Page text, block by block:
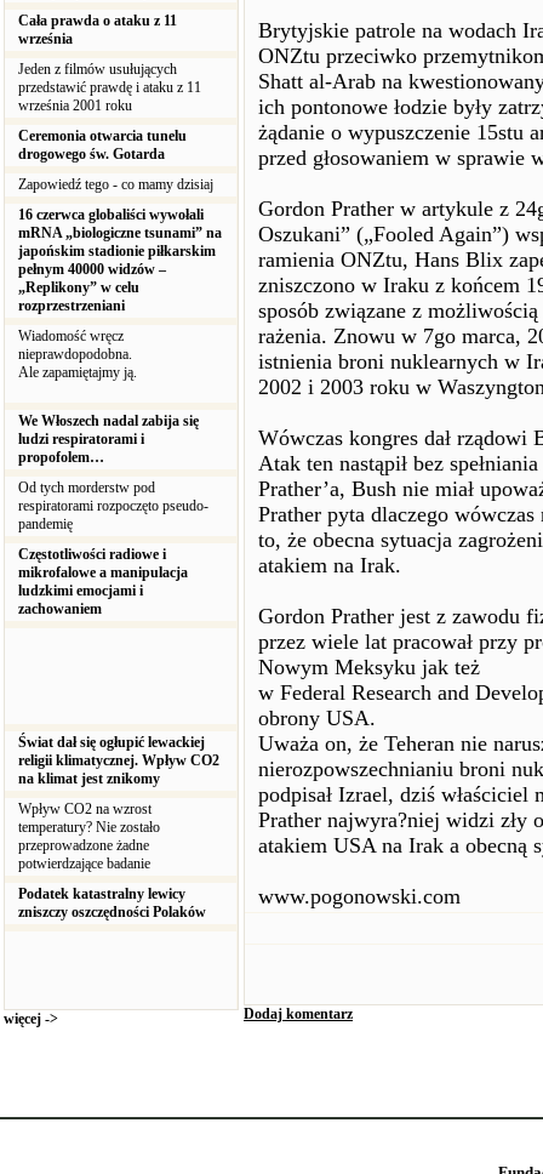
Cała prawda o ataku z 11
września
Jeden z filmów usułujących
przedstawić prawdę i ataku z 11
września 2001 roku
Ceremonia otwarcia tunelu
drogowego św. Gotarda
Zapowiedź tego - co mamy dzisiaj
16 czerwca globaliści wywołali
mRNA „biologiczne tsunami” na
japońskim stadionie piłkarskim
pełnym 40000 widzów –
„Replikony” w celu
rozprzestrzeniani
Wiadomość wręcz
nieprawdopodobna.
Ale zapamiętajmy ją.
We Włoszech nadal zabija się
ludzi respiratorami i
propofolem…
Od tych morderstw pod
respiratorami rozpoczęto pseudo-
pandemię
Częstotliwości radiowe i
mikrofalowe a manipulacja
ludzkimi emocjami i
zachowaniem
Świat dał się ogłupić lewackiej
religii klimatycznej. Wpływ CO2
na klimat jest znikomy
Wpływ CO2 na wzrost
temperatury? Nie zostało
przeprowadzone żadne
potwierdzające badanie
Podatek katastralny lewicy
zniszczy oszczędności Polaków
więcej ->
Brytyjskie patrole na wodach
ONZtu przeciwko
Shatt al-Arab na
ich pontonowe łodzie były
żądanie o wypuszczenie 15stu
przed głosowaniem w sprawie
Gordon Prather w artykule z
Oszukani” („Fooled Again”)
ramienia ONZtu, Hans Blix
zniszczono w Iraku z końcem
sposób związane z
rażenia. Znowu w 7go marca,
istnienia broni nuklearnych w
2002 i 2003 roku w
Wówczas kongres dał rządowi
Atak ten nastąpił bez
Prather’a, Bush nie miał
Prather pyta dlaczego
to, że obecna sytuacja
atakiem na Irak.
Gordon Prather jest z zawodu
przez wiele lat pracował przy
Nowym Meksyku jak też
w Federal Research and
obrony USA.
Uważa on, że Teheran nie
nierozpowszechnianiu broni
podpisał Izrael, dziś
Prather najwyra?niej widzi zły
atakiem USA na Irak a obecną
www.pogonowski.com
Dodaj komentarz